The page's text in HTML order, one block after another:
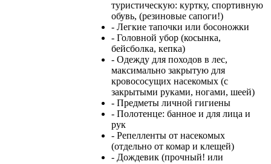
туристическую: куртку, спортивную
обувь, (резиновые сапоги!)
- Легкие тапочки или босоножки
- Головной убор (косынка,
бейсболка, кепка)
- Одежду для походов в лес,
максимально закрытую для
кровососущих насекомых (с
закрытыми руками, ногами, шеей)
- Предметы личной гигиены
- Полотенце: банное и для лица и
рук
- Репелленты от насекомых
(отдельно от комар и клещей)
- Дождевик (прочный! или